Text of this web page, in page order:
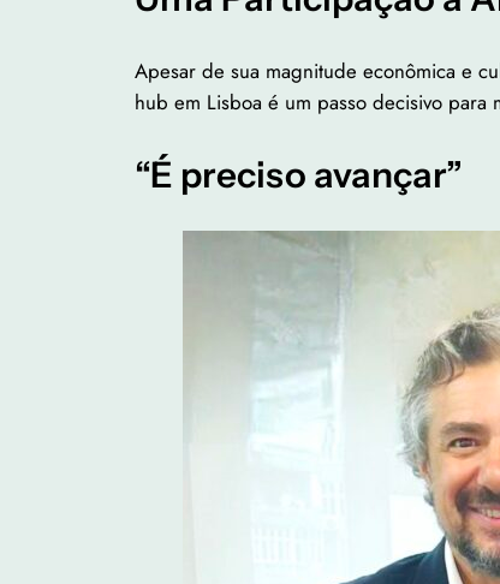
Apesar de sua magnitude econômica e
hub em Lisboa é um passo decisivo para
“É preciso avançar”